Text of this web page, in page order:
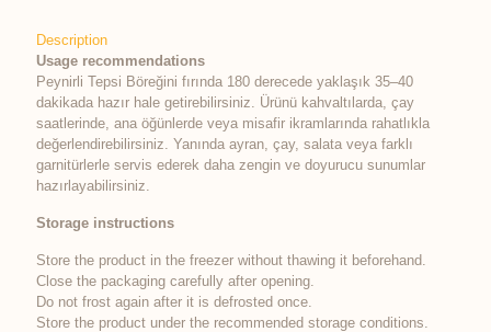
Description
Usage recommendations
Peynirli Tepsi Böreğini fırında 180 derecede yaklaşık 35–40
dakikada hazır hale getirebilirsiniz. Ürünü kahvaltılarda, çay
saatlerinde, ana öğünlerde veya misafir ikramlarında rahatlıkla
değerlendirebilirsiniz. Yanında ayran, çay, salata veya farklı
garnitürlerle servis ederek daha zengin ve doyurucu sunumlar
hazırlayabilirsiniz.
Storage instructions
Store the product in the freezer without thawing it beforehand.
Close the packaging carefully after opening.
Do not frost again after it is defrosted once.
Store the product under the recommended storage conditions.